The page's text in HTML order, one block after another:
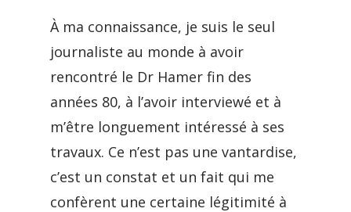
À ma connaissance, je suis le seul
journaliste au monde à avoir
rencontré le Dr Hamer fin des
années 80, à l’avoir interviewé et à
m’être longuement intéressé à ses
travaux. Ce n’est pas une vantardise,
c’est un constat et un fait qui me
confèrent une certaine légitimité à